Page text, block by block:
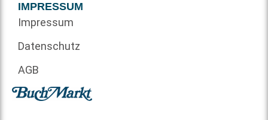
IMPRESSUM
Impressum
Datenschutz
AGB